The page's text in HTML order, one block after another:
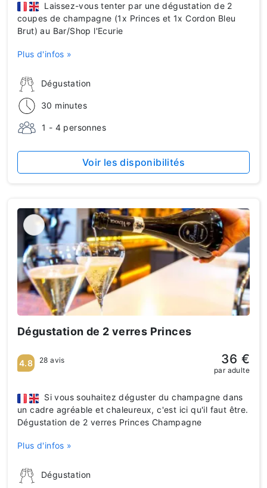
Dégustation
30 minutes
1 - 4 personnes
Laissez-vous tenter par une dégustation de 2
coupes de champagne (1x Princes et 1x Cordon Bleu
Brut) au Bar/Shop l'Ecurie
Plus d'infos »
Voir les disponibilités
Dégustation de 2 verres Princes
Dégustation
Si vous souhaitez déguster du champagne dans
un cadre agréable et chaleureux, c'est ici qu'il faut être.
Dégustation de 2 verres Princes Champagne
Plus d'infos »
4.8 28 avis 36 €
par adulte